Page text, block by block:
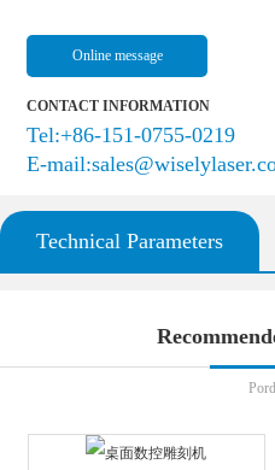
Online message
CONTACT INFORMATION
Tel:+86-151-0755-0219
E-
Technical Parameters